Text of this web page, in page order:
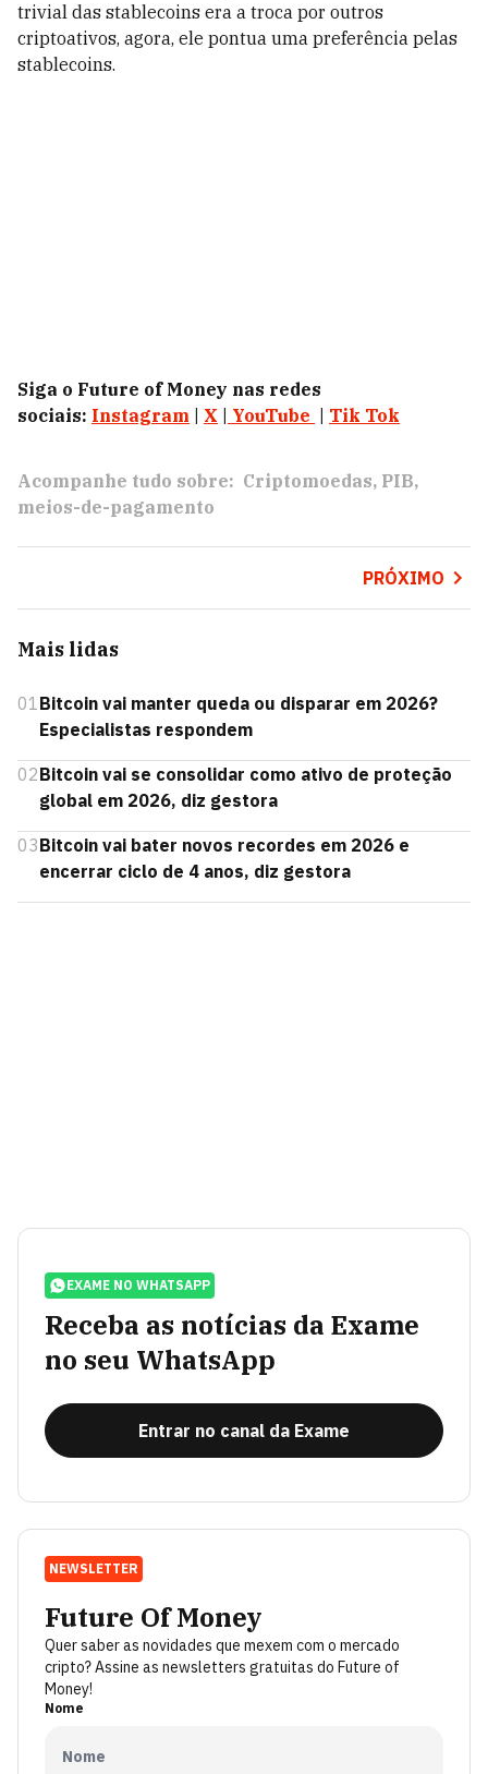
trivial das stablecoins era a troca por outros
criptoativos, agora, ele pontua uma preferência pelas
stablecoins.
Siga o Future of Money nas redes
sociais: Instagram X YouTube Tik Tok
Acompanhe tudo sobre: Criptomoedas PIB
meios-de-pagamento
PRÓXIMO
Mais lidas
01Bitcoin vai manter queda ou disparar em 2026?
Especialistas respondem
02Bitcoin vai se consolidar como ativo de proteção
global em 2026, diz gestora
03Bitcoin vai bater novos recordes em 2026 e
encerrar ciclo de 4 anos, diz gestora
EXAME NO WHATSAPP
Receba as notícias da Exame
no seu WhatsApp
Entrar no canal da Exame
NEWSLETTER
Future Of Money
Quer saber as novidades que mexem com o mercado
cripto? Assine as newsletters gratuitas do Future of
Money!
Nome